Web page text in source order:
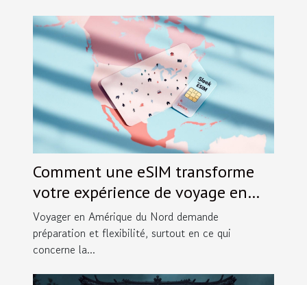
Comment une eSIM transforme
votre expérience de voyage en
Amérique du Nord ?
Voyager en Amérique du Nord demande
préparation et flexibilité, surtout en ce qui
concerne la...